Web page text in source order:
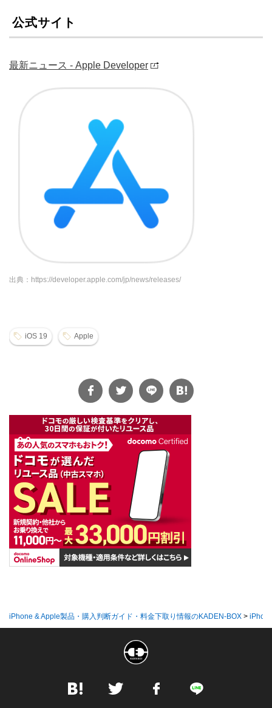
公式サイト
最新ニュース - Apple Developer
出典：https://developer.apple.com/jp/news/releases/
iOS 19 Apple
iPhone & Apple製品・購入判断ガイド・料金下取り情報のKADEN-BOX >